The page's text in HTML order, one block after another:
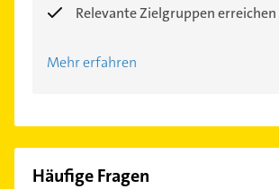
Relevante Zielgruppen erreichen
Mehr erfahren
Häufige Fragen